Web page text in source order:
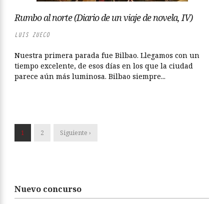
Rumbo al norte (Diario de un viaje de novela, IV)
LUIS ZUECO
Nuestra primera parada fue Bilbao. Llegamos con un
tiempo excelente, de esos días en los que la ciudad
parece aún más luminosa. Bilbao siempre...
1 2 Siguiente ›
Nuevo concurso